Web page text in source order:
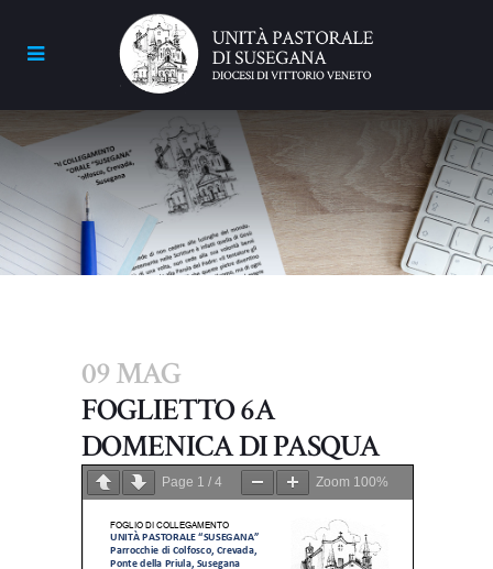
09 MAG
FOGLIETTO 6A
DOMENICA DI PASQUA
Page 1 / 4 Zoom 100%